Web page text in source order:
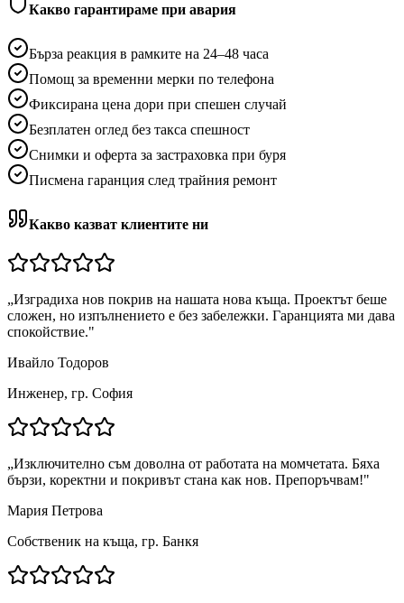
Какво гарантираме при авария
Бърза реакция в рамките на 24–48 часа
Помощ за временни мерки по телефона
Фиксирана цена дори при спешен случай
Безплатен оглед без такса спешност
Снимки и оферта за застраховка при буря
Писмена гаранция след трайния ремонт
Какво казват клиентите ни
„Изградиха нов покрив на нашата нова къща. Проектът беше
сложен, но изпълнението е без забележки. Гаранцията ми дава
спокойствие."
Ивайло Тодоров
Инженер, гр. София
„Изключително съм доволна от работата на момчетата. Бяха
бързи, коректни и покривът стана как нов. Препоръчвам!"
Мария Петрова
Собственик на къща, гр. Банкя